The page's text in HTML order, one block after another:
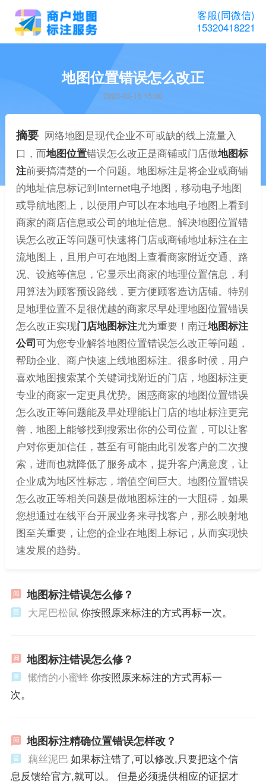
客服(同微信)
15320418221
地图位置错误怎么改正
2023-03-16 15:00
摘要 网络地图是现代企业不可或缺的线上流量入
口，而地图位置错误怎么改正是商铺或门店做地图标
注前要搞清楚的一个问题。地图标注是将企业或商铺
的地址信息标记到Internet电子地图，移动电子地图
或导航地图上，以便用户可以在本地电子地图上看到
商家的商店信息或公司的地址信息。解决地图位置错
误怎么改正等问题可快速将门店或商铺地址标注在主
流地图上，且用户可在地图上查看商家附近交通、路
况、设施等信息，它显示出商家的地理位置信息，利
用算法为顾客预设路线，更方便顾客造访店铺。特别
是地理位置不是很优越的商家尽早处理地图位置错误
怎么改正实现门店地图标注尤为重要！南迁地图标注
公司可为您专业解答地图位置错误怎么改正等问题，
帮助企业、商户快速上线地图标注。很多时候，用户
喜欢地图搜索某个关键词找附近的门店，地图标注更
专业的商家一定更具优势。困惑商家的地图位置错误
怎么改正等问题能及早处理能让门店的地址标注更完
善，地图上能够找到搜索出你的公司位置，可以让客
户对你更加信任，甚至有可能由此引发客户的二次搜
索，进而也就降低了服务成本，提升客户满意度，让
企业成为地区性标志，增值空间巨大。地图位置错误
怎么改正等相关问题是做地图标注的一大阻碍，如果
您想通过在线平台开展业务来寻找客户，那么映射地
图至关重要，让您的企业在地图上标记，从而实现快
速发展的趋势。
地图标注错误怎么修？
大尾巴松鼠 你按照原来标注的方式再标一次。
地图标注错误怎么修？
懒惰的小蜜蜂 你按照原来标注的方式再标一
次。
地图标注精确位置错误怎样改？
藕丝泥巴 如果标注错了,可以修改,只要把这个信
息反馈给官方,就可以。 但是必须提供相应的证据才